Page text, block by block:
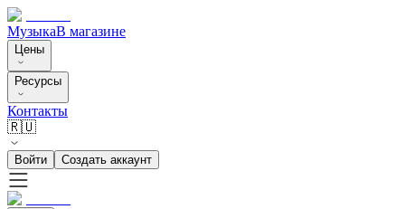
МузыкаВ магазине
Цены
Ресурсы
Контакты
🇷🇺
Войти Создать аккаунт